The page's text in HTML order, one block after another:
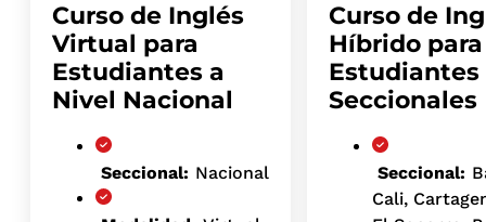
Curso de Inglés
Virtual para
Estudiantes a
Nivel Nacional
Seccional: Nacional
Curso de
Híbrido para
Estudiantes
Seccionales
Seccional:
Cali,